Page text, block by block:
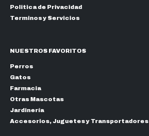
Politica de Privacidad
Terminos y Servicios
NUESTROS FAVORITOS
Perros
Gatos
Farmacia
Otras Mascotas
Jardinería
Accesorios, Juguetes y Transportadores